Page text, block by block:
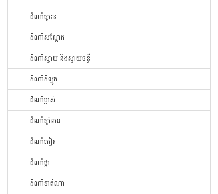
ដំណាំ​ធូរេន​
ដំណាំ​សណ្ដែក​
ដំណាំ​ស្វាយ​ និងស្វាយចន្ទី
ដំណាំ​ដំឡូង​
ដំណាំ​ម្នាស់​
ដំណាំ​គូលែន​
ដំណាំ​មៀន​
ដំណាំ​ផ្កា​
ដំណាំ​ខាត់ណា